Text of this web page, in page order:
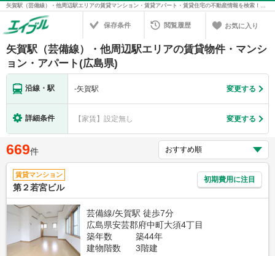
矢賀駅（芸備線）・他周辺駅エリアの賃貸マンション・賃貸アパート・賃貸住宅の不動産情報を検索！不動産賃貸の物件探しは、お部屋探しのエイブル
保存条件 閲覧履歴 お気に入り
矢賀駅（芸備線）・他周辺駅エリアの賃貸物件・マンシ
ョン・アパート(広島県)
沿線・駅 -矢賀駅 変更する
詳細条件 【家賃】設定無し 変更する
669件
賃貸マンション
第２若宮ビル
初期費用に注目
芸備線/矢賀駅 徒歩7分
広島県安芸郡府中町大須4丁目
築年数
築44年
建物階数
3階建